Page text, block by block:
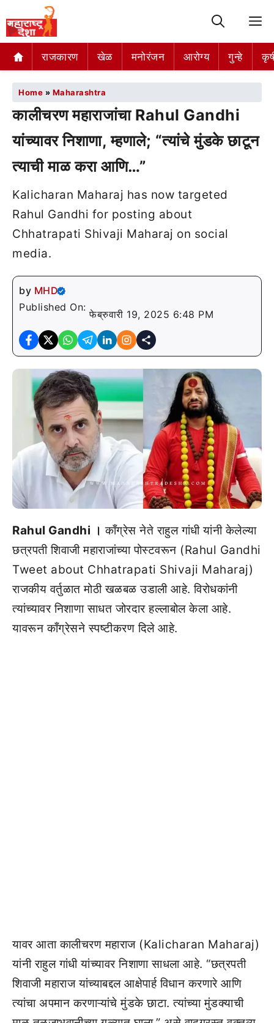
राजकारण खेळ मनोरंजन आरोग्य गुन्हे
Home » Maharashtra
कालीचरण महाराजांचा Rahul Gandhi
यांच्यावर निशाणा, म्हणाले; “त्यांचे मुंडके छाटून
त्याची माळ करा आणि…”
Kalicharan Maharaj has now targeted
Rahul Gandhi for posting about
Chhatrapati Shivaji Maharaj on social
media.
by MHD
Published On:
फेब्रुवारी 19, 2025 6:48 PM
Rahul Gandhi । काँग्रेस नेते राहुल गांधी यांनी केलेल्या
छत्रपती शिवाजी महाराजांच्या पोस्टवरून (Rahul Gandhi
Tweet about Chhatrapati Shivaji Maharaj)
राजकीय वर्तुळात मोठी खळबळ उडाली आहे. विरोधकांनी
त्यांच्यावर निशाणा साधत जोरदार हल्लाबोल केला आहे.
यावरून काँग्रेसने स्पष्टीकरण दिले आहे.
यावर आता कालीचरण महाराज (Kalicharan Maharaj)
यांनी राहुल गांधी यांच्यावर निशाणा साधला आहे. “छत्रपती
शिवाजी महाराज यांच्याबद्दल आक्षेपार्ह विधान करणारे आणि
त्यांचा अपमान करणाऱ्यांचे मुंडके छाटा. त्यांच्या मुंडक्याची